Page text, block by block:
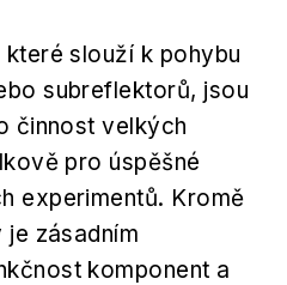
slouží k pohybu
subreflektorů, jsou
činnost velkých
pro úspěšné
experimentů. Kromě
zásadním
komponent a